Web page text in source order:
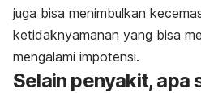
juga bisa menimbulkan
ketidaknyamanan yang bisa
mengalami impotensi.
Selain penyakit, apa